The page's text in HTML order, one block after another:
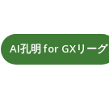
AI孔明 for GXリーグ